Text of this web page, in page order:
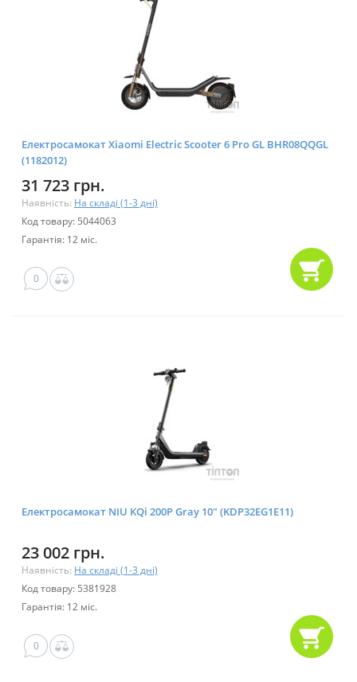
Електросамокат Xiaomi Electric Scooter 6 Pro GL BHR08QQGL
(1182012)
31 723 грн.
Наявність: На складі (1-3 дні)
Код товару: 5044063
Гарантія: 12 міс.
0
Електросамокат NIU KQi 200P Gray 10" (KDP32EG1E11)
23 002 грн.
Наявність: На складі (1-3 дні)
Код товару: 5381928
Гарантія: 12 міс.
0